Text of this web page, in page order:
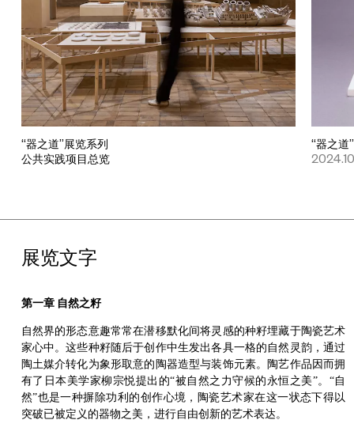
UCCA陶美术馆
UCCA陶美术馆聚焦当代陶艺文化，致力于探索和展现“陶”这一媒
介在当代艺术表达中的多元潜能。坐落于享有“中国陶都”美誉的江
苏省宜兴市，地处重新焕发活力的丁蜀镇陶二厂文化街区的核心区
域，UCCA陶美术馆的总建筑面积达到2400平方米，并由隈研吾
建筑都市设计事务所设计。在场馆设计上，著名建筑大师隈研吾首
次使用陶土作为主要材料，建筑外立面则采用了手工烧制的陶板，
呈现出自然渐变的窑变色彩，其色彩灵感源自宜兴著名的紫砂。
解的当代陶艺创作，还提供了更广阔的文化语境，以促进中国陶艺
UCCA陶美术馆于2024年10月对公众开放，同时也是宜兴市的首
家当代艺术机构。
美浓烧于7世纪古坟时代后期起源于日本岐阜县东浓地区，是一种
不同于土器的硬质陶器。15世纪末战国时代至安土桃山时代，美浓
烧伴随着茶道、花道文化的兴盛发展至顶峰，先后演变出“黄濑
户”、“濑户黑”、“志野”和“织部”等细分类型。江户时代，美浓烧逐
渐转向平民陶具的使用范畴，于明治时期开始自由生产与销售，出
“器之道”展览系列
公共实践项目总览
“器之道
展览文字
第一章 自然之籽
自然界的形态意趣常常在潜移默化间将灵感的种籽埋藏于陶瓷艺术
家心中。这些种籽随后于创作中生发出各具一格的自然灵韵，通过
陶土媒介转化为象形取意的陶器造型与装饰元素。陶艺作品因而拥
有了日本美学家柳宗悦提出的“被自然之力守候的永恒之美”。“自
然”也是一种摒除功利的创作心境，陶瓷艺术家在这一状态下得以
突破已被定义的器物之美，进行自由创新的艺术表达。